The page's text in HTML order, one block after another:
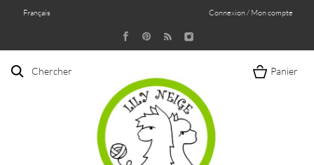
Français Connexion / Mon compte
Chercher Panier